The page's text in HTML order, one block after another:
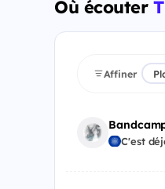
Où écouter
Affiner
C'est